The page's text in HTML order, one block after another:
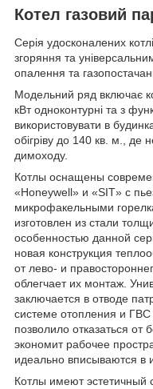
Котел газовий
Серія удосконалених
згоряння та
опалення та
Модельний ряд включає
кВт одноконтурні та з
використовувати в
обігріву до 140 кв. м., де
димоходу.
Котлы оснащены
«Honeywell» и «SIT» с
микрофакельными
изготовлен из стали
особенностью данной
новая конструкция
от лево- и
облегчает их монтаж.
заключается в отводе
системе отопления и
позволило отказаться от
экономит рабочее
идеально вписываются в
Котлы имеют